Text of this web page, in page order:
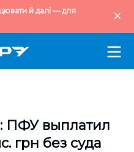
й далі — для
ПФУ выплатил
грн без суда